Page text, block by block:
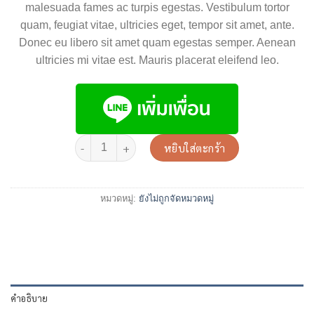
malesuada fames ac turpis egestas. Vestibulum tortor
quam, feugiat vitae, ultricies eget, tempor sit amet, ante.
Donec eu libero sit amet quam egestas semper. Aenean
ultricies mi vitae est. Mauris placerat eleifend leo.
หยิบใส่ตะกร้า
หมวดหมู่: ยังไม่ถูกจัดหมวดหมู่
คำอธิบาย